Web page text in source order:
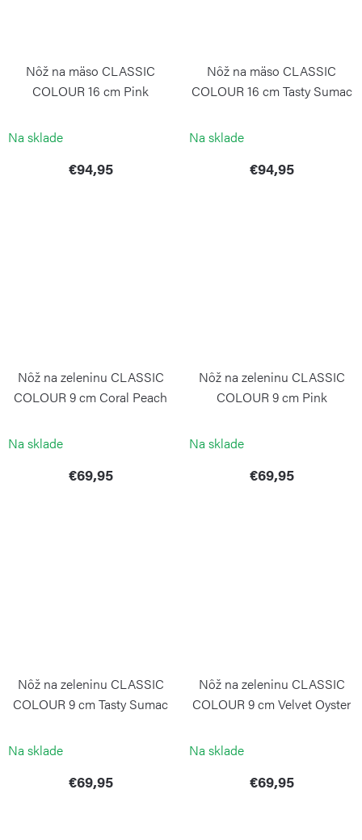
Nôž na mäso CLASSIC
COLOUR 16 cm Pink
Na sklade
€94,95
Nôž na mäso CLASSIC
COLOUR 16 cm Tasty Sumac
Na sklade
€94,95
Nôž na zeleninu CLASSIC
COLOUR 9 cm Coral Peach
Na sklade
€69,95
Nôž na zeleninu CLASSIC
COLOUR 9 cm Pink
Na sklade
€69,95
Nôž na zeleninu CLASSIC
COLOUR 9 cm Tasty Sumac
Na sklade
€69,95
Nôž na zeleninu CLASSIC
COLOUR 9 cm Velvet Oyster
Na sklade
€69,95